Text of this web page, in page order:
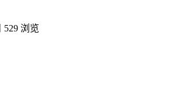
529 浏览